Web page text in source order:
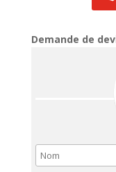
Demande de